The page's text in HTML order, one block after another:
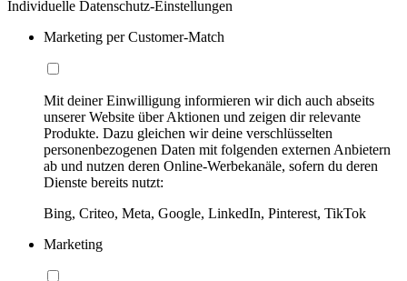
Individuelle Datenschutz-Einstellungen
Marketing per Customer-Match
Mit deiner Einwilligung informieren wir dich auch abseits
unserer Website über Aktionen und zeigen dir relevante
Produkte. Dazu gleichen wir deine verschlüsselten
personenbezogenen Daten mit folgenden externen Anbietern
ab und nutzen deren Online-Werbekanäle, sofern du deren
Dienste bereits nutzt:
Bing, Criteo, Meta, Google, LinkedIn, Pinterest, TikTok
Marketing